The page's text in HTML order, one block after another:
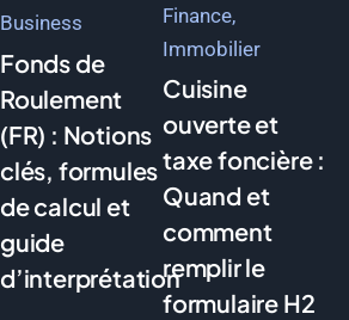
Business
Fonds de
Roulement
(FR) : Notions
clés, formules
de calcul et
guide
d’interprétation
Finance
Immobilier
Cuisine
ouverte et
taxe foncière :
Quand et
comment
remplir le
formulaire H2